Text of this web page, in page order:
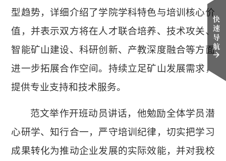
型趋势，详细介绍了学院学科特色与培训核心价
值，并表示双方将在人才联合培养、技术攻关、
智能矿山建设、科研创新、产教深度融合等方面
进一步拓展合作空间。持续立足矿山发展需求，
提供专业支持和技术服务。
范文举作开班动员讲话，他勉励全体学员潜
心研学、知行合一，严守培训纪律，切实把学习
成果转化为推动企业发展的实际效能，并对我校
快
速
导
航